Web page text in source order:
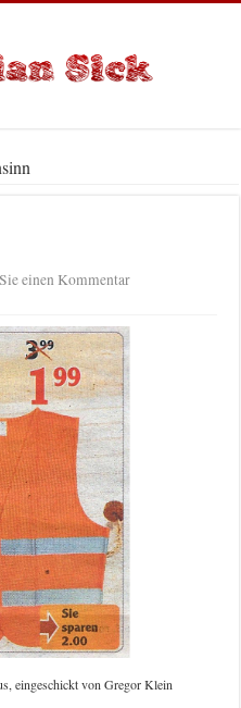
einen Kommentar
eingeschickt von Gregor Klein